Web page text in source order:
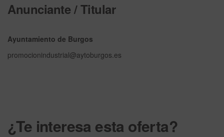
Anunciante / Titular
Ayuntamiento de Burgos
promocionindustrial@aytoburgos.es
¿Te interesa esta oferta?